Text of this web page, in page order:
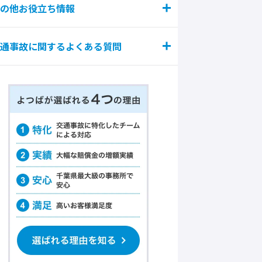
他お役立ち情報
事故に関するよくある質問